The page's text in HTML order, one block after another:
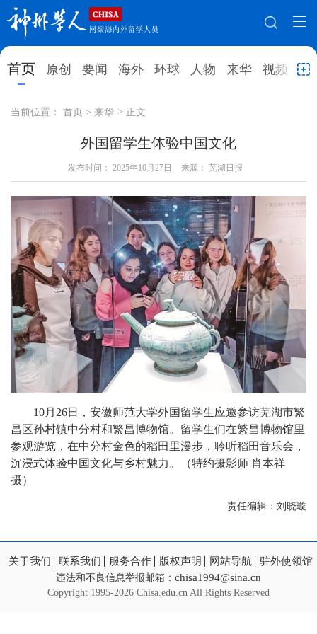
首页 原创 要闻 海外 环球 人物 来华 视频 教
网站地图
首页 原创
人物 来华
就业创业 合作办学
留学 人才 学术 观点
综合 深度 专题 实用信息
招聘信息 更多数据
当前位置： 首页 > 来华 > 正文
外国留学生体验中国文化
发布时间： 2025年10月27日 来源： 芜湖日报
10月26日，安徽师范大学外国留学生应邀参访芜湖市繁
昌区孙村镇中分村和繁昌博物馆。留学生们在繁昌博物馆里
参观游览，在中分村金色的稻田里漫步，聆听稻田音乐会，
沉浸式体验中国文化与乡村魅力。（特约摄影师 肖本祥
摄）
责任编辑：刘晓璇
关于我们 联系我们 服务合作 版权声明 网站导航 驻外使领馆
违法和不良信息举报邮箱： chisa1994@sina.cn
Copyright 1995-2026 Chisa.edu.cn All Rights Reserved